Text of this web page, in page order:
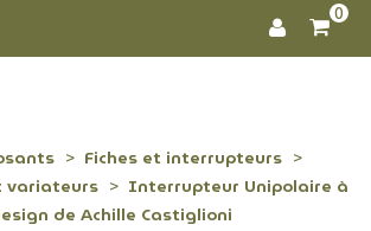
0
Fiches et interrupteurs
variateurs
Interrupteur Unipolaire à
de Achille Castiglioni